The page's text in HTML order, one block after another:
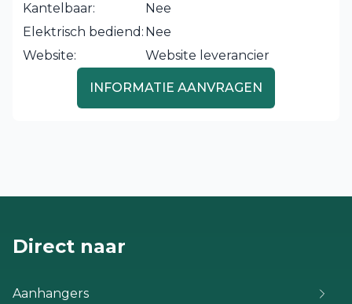
Kantelbaar:
Nee
Elektrisch bediend: Nee
Website:
Website leverancier
INFORMATIE AANVRAGEN
Direct naar
Aanhangers